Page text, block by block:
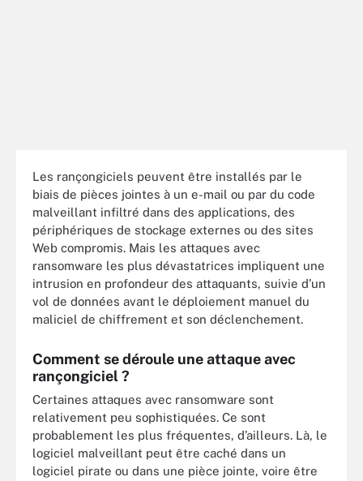
Les rançongiciels peuvent être installés par le
biais de pièces jointes à un e-mail ou par du code
malveillant infiltré dans des applications, des
périphériques de stockage externes ou des sites
Web compromis. Mais les attaques avec
ransomware les plus dévastatrices impliquent une
intrusion en profondeur des attaquants, suivie d’un
vol de données avant le déploiement manuel du
maliciel de chiffrement et son déclenchement.
Comment se déroule une attaque avec
rançongiciel ?
Certaines attaques avec ransomware sont
relativement peu sophistiquées. Ce sont
probablement les plus fréquentes, d’ailleurs. Là, le
logiciel malveillant peut être caché dans un
logiciel pirate ou dans une pièce jointe, voire être